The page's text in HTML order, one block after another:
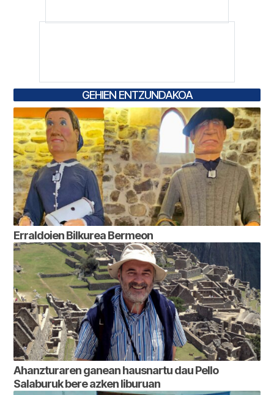
GEHIEN ENTZUNDAKOA
Erraldoien Bilkurea Bermeon
Ahanzturaren ganean hausnartu dau Pello
Salaburuk bere azken liburuan